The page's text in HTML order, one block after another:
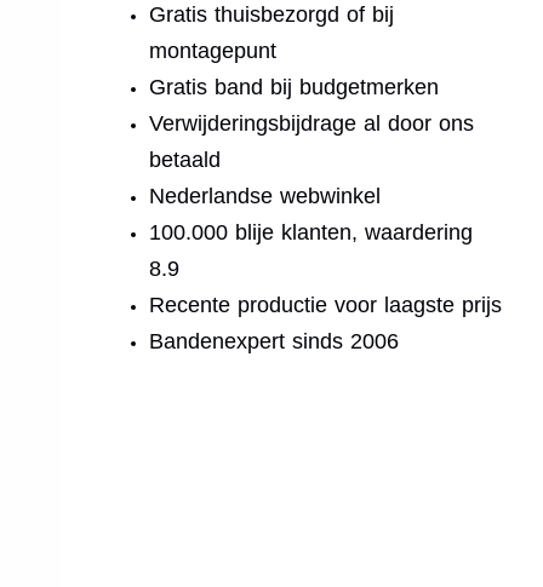
Gratis thuisbezorgd of bij
montagepunt
Gratis band bij budgetmerken
Verwijderingsbijdrage al door ons
betaald
Nederlandse webwinkel
100.000 blije klanten, waardering
8.9
Recente productie voor laagste prijs
Bandenexpert sinds 2006